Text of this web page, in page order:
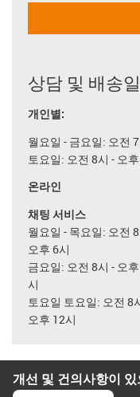
상담 및 배송
개인별:
월요일 - 금요일: 오전
토요일: 오전 8시 - 오
온라인
채팅 서비스
월요일 - 목요일: 오전
오후 6시
금요일: 오전 8시 - 오
시
토요일 토요일: 오전 8
오후 12시
개선 및 건의사항이